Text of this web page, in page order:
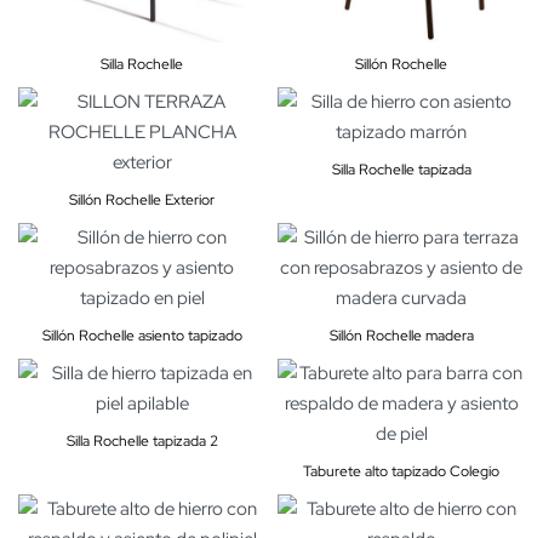
Silla Rochelle Sillón Rochelle
Sillón Rochelle Exterior
Silla Rochelle tapizada
Sillón Rochelle asiento tapizado Sillón Rochelle madera
Silla Rochelle tapizada 2
Taburete alto tapizado Colegio